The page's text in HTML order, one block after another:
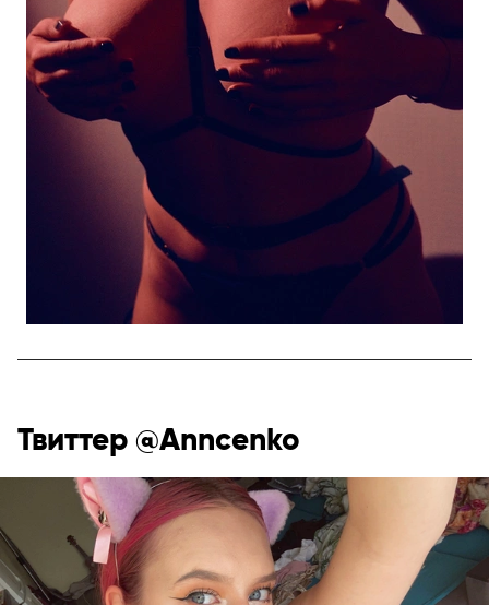
Твиттер @Anncenko